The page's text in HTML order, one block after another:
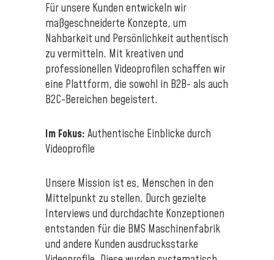
Für unsere Kunden entwickeln wir
maßgeschneiderte Konzepte, um
Nahbarkeit und Persönlichkeit authentisch
zu vermitteln. Mit kreativen und
professionellen Videoprofilen schaffen wir
eine Plattform, die sowohl in B2B- als auch
B2C-Bereichen begeistert.
Im Fokus: Authentische Einblicke durch
Videoprofile
Unsere Mission ist es, Menschen in den
Mittelpunkt zu stellen. Durch gezielte
Interviews und durchdachte Konzeptionen
entstanden für die BMS Maschinenfabrik
und andere Kunden ausdrucksstarke